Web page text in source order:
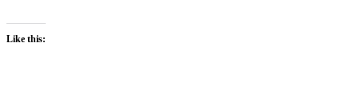
Like this: